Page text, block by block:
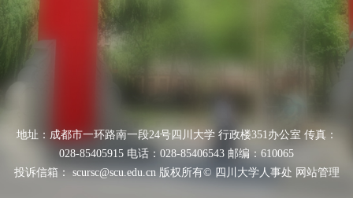
地址：成都市一环路南一段24号四川大学 行政楼351办公室 传真：
028-85405915 电话：028-85406543 邮编：610065
投诉信箱： scursc@scu.edu.cn 版权所有© 四川大学人事处 网站管理